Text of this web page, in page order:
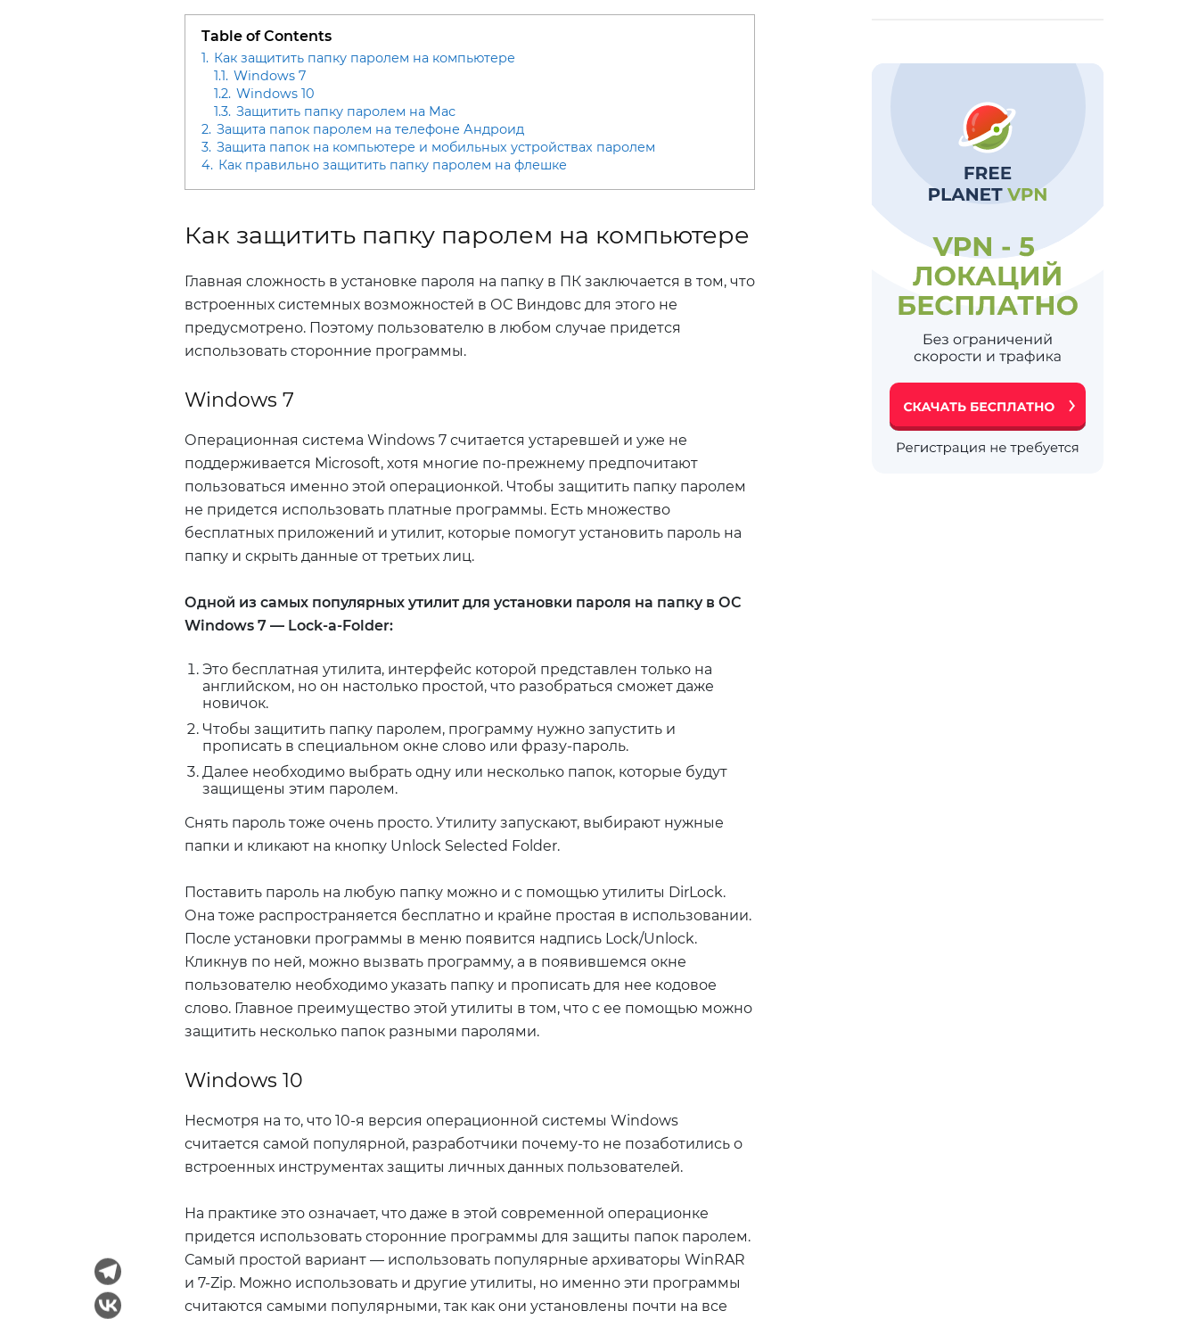
Table of Contents
1. Как защитить папку паролем на компьютере
1.1. Windows 7
1.2. Windows 10
1.3. Защитить папку паролем на Мас
2. Защита папок паролем на телефоне Андроид
3. Защита папок на компьютере и мобильных устройствах паролем
4. Как правильно защитить папку паролем на флешке
Как защитить папку паролем на компьютере
Главная сложность в установке пароля на папку в ПК заключается в том, что
встроенных системных возможностей в ОС Виндовс для этого не
предусмотрено. Поэтому пользователю в любом случае придется
использовать сторонние программы.
Windows 7
Операционная система Windows 7 считается устаревшей и уже не
поддерживается Microsoft, хотя многие по-прежнему предпочитают
пользоваться именно этой операционкой. Чтобы защитить папку паролем
не придется использовать платные программы. Есть множество
бесплатных приложений и утилит, которые помогут установить пароль на
папку и скрыть данные от третьих лиц.
Одной из самых популярных утилит для установки пароля на папку в ОС
Windows 7 — Lock-a-Folder:
Это бесплатная утилита, интерфейс которой представлен только на
английском, но он настолько простой, что разобраться сможет даже
новичок.
Чтобы защитить папку паролем, программу нужно запустить и
прописать в специальном окне слово или фразу-пароль.
Далее необходимо выбрать одну или несколько папок, которые будут
защищены этим паролем.
Снять пароль тоже очень просто. Утилиту запускают, выбирают нужные
папки и кликают на кнопку Unlock Selected Folder.
Поставить пароль на любую папку можно и с помощью утилиты DirLock.
Она тоже распространяется бесплатно и крайне простая в использовании.
После установки программы в меню появится надпись Lock/Unlock.
Кликнув по ней, можно вызвать программу, а в появившемся окне
пользователю необходимо указать папку и прописать для нее кодовое
слово. Главное преимущество этой утилиты в том, что с ее помощью можно
защитить несколько папок разными паролями.
Windows 10
Несмотря на то, что 10-я версия операционной системы Windows
считается самой популярной, разработчики почему-то не позаботились о
встроенных инструментах защиты личных данных пользователей.
На практике это означает, что даже в этой современной операционке
придется использовать сторонние программы для защиты папок паролем.
Самый простой вариант — использовать популярные архиваторы WinRAR
и 7-Zip. Можно использовать и другие утилиты, но именно эти программы
считаются самыми популярными, так как они установлены почти на все